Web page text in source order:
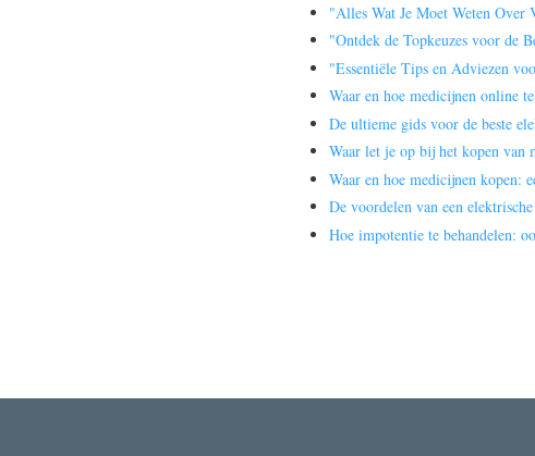
"Alles Wat Je Moet Weten
"Ontdek de Topkeuzes voor de
"Essentiële Tips en Adviezen
Waar en hoe medicijnen online
De ultieme gids voor de beste
Waar let je op bij het kopen van
Waar en hoe medicijnen kopen:
De voordelen van een
Hoe impotentie te behandelen: